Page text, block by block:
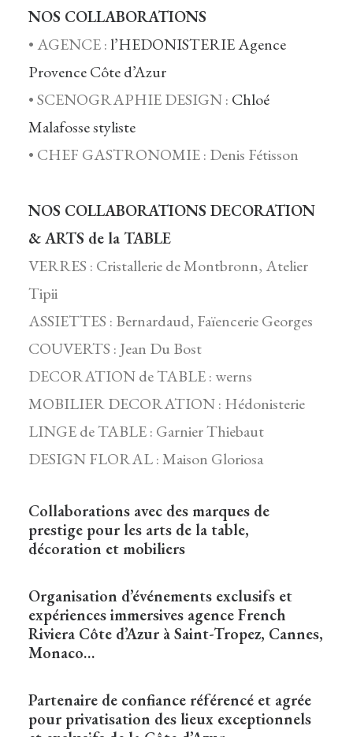
NOS COLLABORATIONS
• AGENCE : l’HEDONISTERIE Agence
Provence Côte d’Azur
• SCENOGRAPHIE DESIGN : Chloé
Malafosse styliste
• CHEF GASTRONOMIE : Denis Fétisson
NOS COLLABORATIONS DECORATION
& ARTS de la TABLE
VERRES : Cristallerie de Montbronn, Atelier
Tipii
ASSIETTES : Bernardaud, Faïencerie Georges
COUVERTS : Jean Du Bost
DECORATION de TABLE : werns
MOBILIER DECORATION : Hédonisterie
LINGE de TABLE : Garnier Thiebaut
DESIGN FLORAL : Maison Gloriosa
Collaborations avec des marques de
prestige pour les arts de la table,
décoration et mobiliers
Organisation d’événements exclusifs et
expériences immersives agence French
Riviera Côte d’Azur à Saint-Tropez, Cannes,
Monaco…
Partenaire de confiance référencé et agrée
pour privatisation des lieux exceptionnels